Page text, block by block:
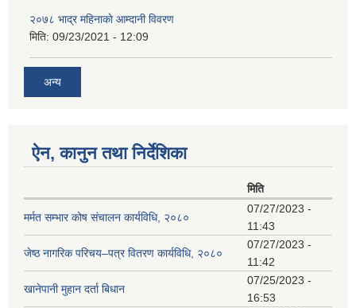
२०७८ भाद्र महिनाकाे आम्दानी विवरण
मिति: 09/23/2021 - 12:09
अन्य
ऐन, कानुन तथा निर्देशिका
मिति
मर्मत सम्भार कोष संचालन कार्यविधि, २०८०
07/27/2023 -
11:43
जेष्ठ नागरिक परिचय–पत्र वितरण कार्यविधि, २०८०
07/27/2023 -
11:42
खानेपानी मुहान दर्ता बिधान
07/25/2023 -
16:53